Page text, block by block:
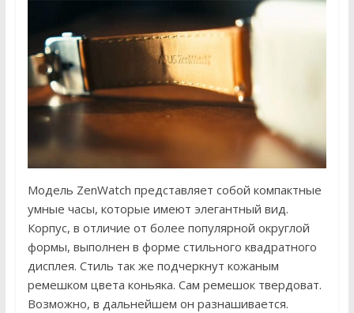
Модель ZenWatch представляет собой компактные
умные часы, которые имеют элегантный вид.
Корпус, в отличие от более популярной округлой
формы, выполнен в форме стильного квадратного
дисплея. Стиль так же подчеркнут кожаным
ремешком цвета коньяка. Сам ремешок твердоват.
Возможно, в дальнейшем он разнашивается.